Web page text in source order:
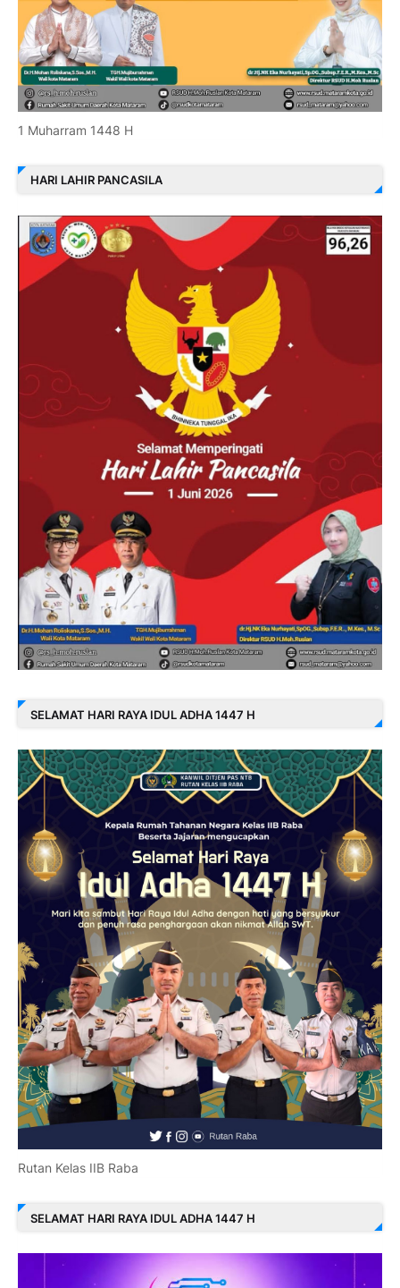
1 Muharram 1448 H
HARI LAHIR PANCASILA
SELAMAT HARI RAYA IDUL ADHA 1447 H
Rutan Kelas IIB Raba
SELAMAT HARI RAYA IDUL ADHA 1447 H